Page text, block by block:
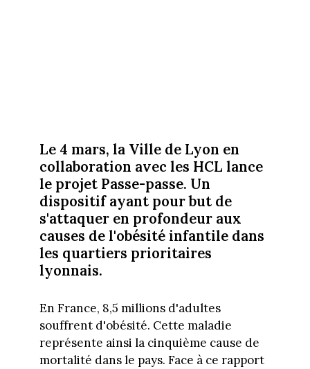
Le 4 mars, la Ville de Lyon en
collaboration avec les HCL lance
le projet Passe-passe. Un
dispositif ayant pour but de
s'attaquer en profondeur aux
causes de l'obésité infantile dans
les quartiers prioritaires
lyonnais.
En France, 8,5 millions d'adultes
souffrent d'obésité. Cette maladie
représente ainsi la cinquième cause de
mortalité dans le pays. Face à ce rapport